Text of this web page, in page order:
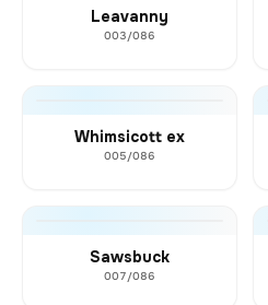
Leavanny
003/086
Whimsicott ex
005/086
Sawsbuck
007/086